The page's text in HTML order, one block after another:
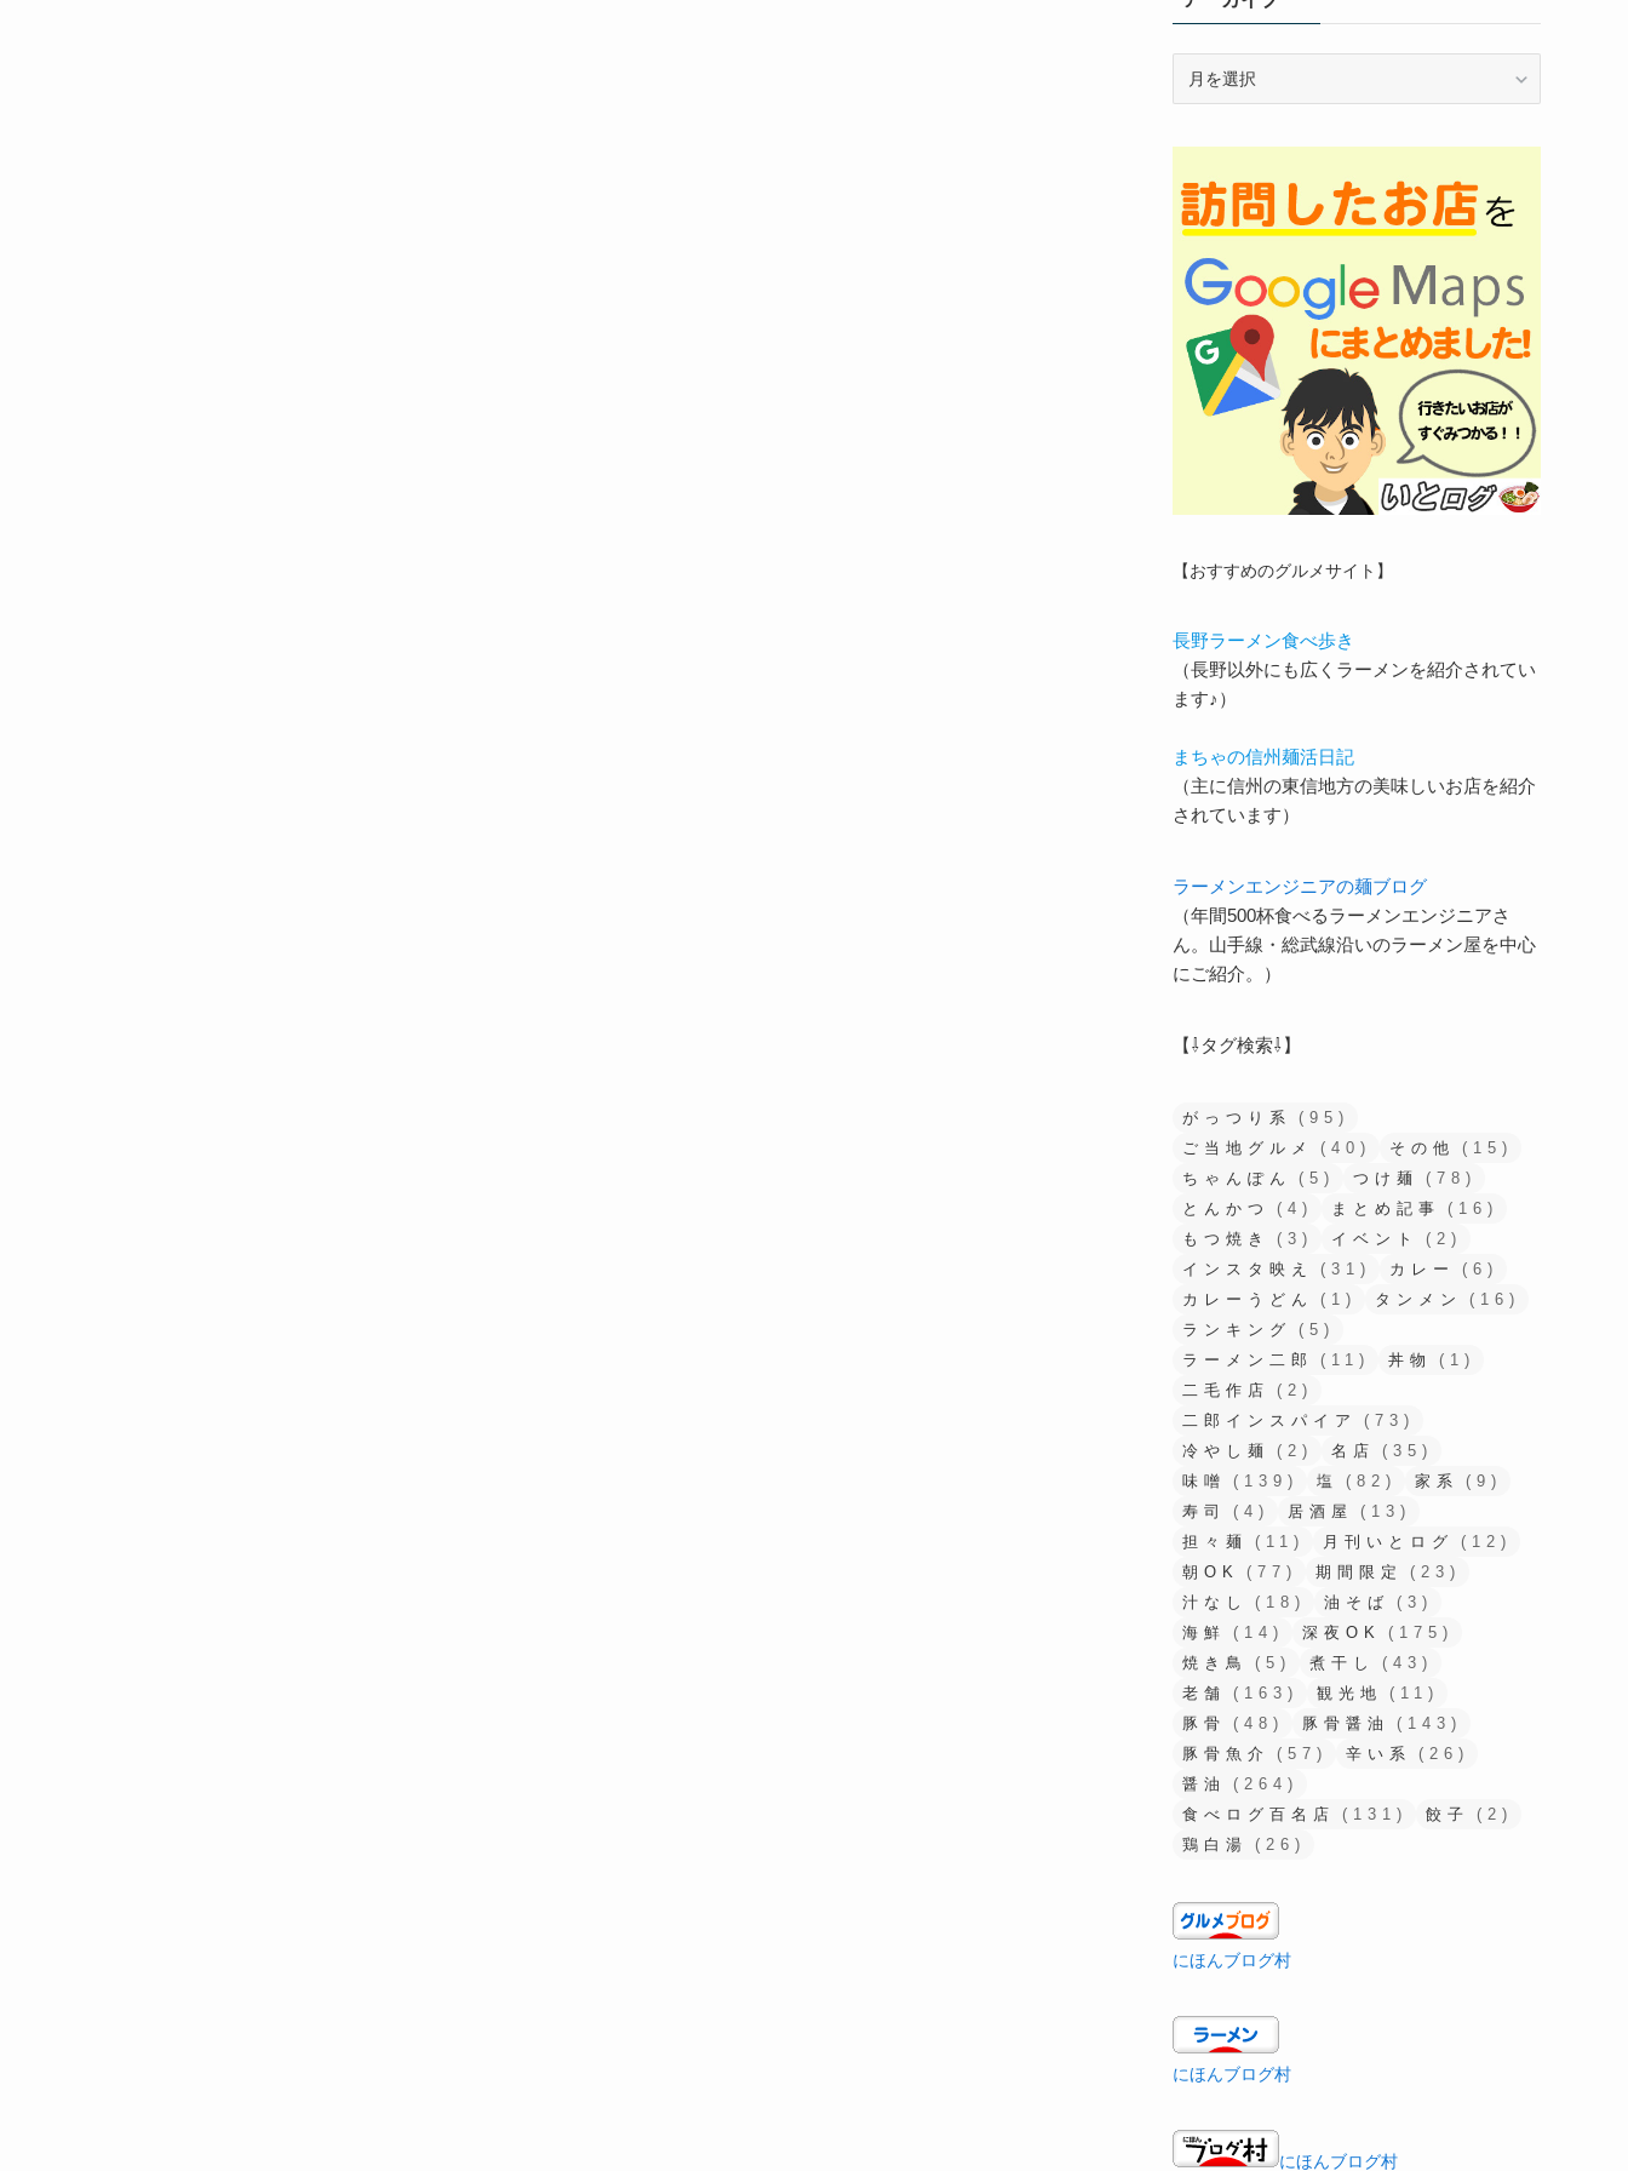
イ
【おすすめのグルメサイト】
長野ラーメン食べ歩き
（長野以外にも広くラーメンを紹介されてい
ます♪）
まちゃの信州麺活日記
（主に信州の東信地方の美味しいお店を紹介
されています）
ラーメンエンジニアの麺ブログ
（年間500杯食べるラーメンエンジニアさ
ん。山手線・総武線沿いのラーメン屋を中心
にご紹介。）
【⇩タグ検索⇩】
がっつり系
(95)
ご当地グルメ
(40) その他
(15)
ちゃんぽん
(5) つけ麺
(78)
とんかつ
(4) まとめ記事
(16)
もつ焼き
(3) イベント
(2)
インスタ映え
(31) カレー
(6)
カレーうどん
(1) タンメン
(16)
ランキング
(5)
ラーメン二郎
(11) 丼物
(1)
二毛作店
(2)
二郎インスパイア
(73)
冷やし麺
(2) 名店
(35)
味噌
(139) 塩 (82) 家系
(9)
寿司
(4) 居酒屋
(13)
担々麺
(11) 月刊いとログ
(12)
朝OK
(77) 期間限定
(23)
汁なし
(18) 油そば
(3)
海鮮
(14) 深夜OK
(175)
焼き鳥
(5) 煮干し
(43)
老舗
(163) 観光地
(11)
豚骨
(48) 豚骨醤油
(143)
豚骨魚介
(57) 辛い系
(26)
醤油
(264)
食べログ百名店
(131) 餃子
(2)
鶏白湯
(26)
にほんブログ村
にほんブログ村
にほんブログ村